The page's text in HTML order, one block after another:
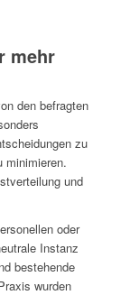
mehr
den befragten
zu
minimieren.
und
oder
Instanz
bestehende
wurden